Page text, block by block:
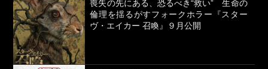
喪失の先にある、恐るべき“救い” 生命の
倫理を揺るがすフォークホラー『スター
ヴ・エイカー 召喚』９月公開